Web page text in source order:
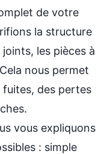
de votre
la structure
les pièces à
nous permet
fuites, des pertes
vous expliquons
: simple